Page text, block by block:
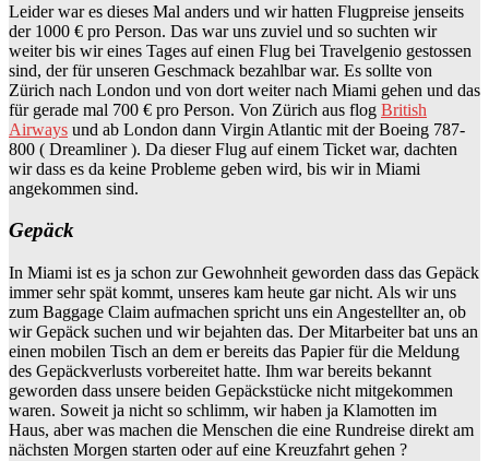
Leider war es dieses Mal anders und wir hatten Flugpreise jenseits
der 1000 € pro Person. Das war uns zuviel und so suchten wir
weiter bis wir eines Tages auf einen Flug bei Travelgenio gestossen
sind, der für unseren Geschmack bezahlbar war. Es sollte von
Zürich nach London und von dort weiter nach Miami gehen und das
für gerade mal 700 € pro Person. Von Zürich aus flog British
Airways und ab London dann Virgin Atlantic mit der Boeing 787-
800 ( Dreamliner ). Da dieser Flug auf einem Ticket war, dachten
wir dass es da keine Probleme geben wird, bis wir in Miami
angekommen sind.
Gepäck
In Miami ist es ja schon zur Gewohnheit geworden dass das Gepäck
immer sehr spät kommt, unseres kam heute gar nicht. Als wir uns
zum Baggage Claim aufmachen spricht uns ein Angestellter an, ob
wir Gepäck suchen und wir bejahten das. Der Mitarbeiter bat uns an
einen mobilen Tisch an dem er bereits das Papier für die Meldung
des Gepäckverlusts vorbereitet hatte. Ihm war bereits bekannt
geworden dass unsere beiden Gepäckstücke nicht mitgekommen
waren. Soweit ja nicht so schlimm, wir haben ja Klamotten im
Haus, aber was machen die Menschen die eine Rundreise direkt am
nächsten Morgen starten oder auf eine Kreuzfahrt gehen ?